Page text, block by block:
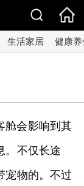
生活家居 健康养
舱会影响到其
。不仅长途
宠物的。不过